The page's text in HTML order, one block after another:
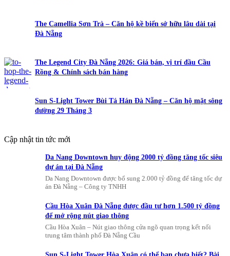
The Camellia Sơn Trà – Căn hộ kề biển sở hữu lâu dài tại
Đà Nẵng
The Legend City Đà Nẵng 2026: Giá bán, vị trí đầu Cầu
Rồng & Chính sách bán hàng
Sun S-Light Tower Bùi Tá Hán Đà Nẵng – Căn hộ mặt sông
đường 29 Tháng 3
Cập nhật tin tức mới
Da Nang Downtown huy động 2000 tỷ đồng tăng tốc siêu
dự án tại Đà Nẵng
Da Nang Downtown được bổ sung 2.000 tỷ đồng để tăng tốc dự
án Đà Nẵng – Công ty TNHH
Cầu Hòa Xuân Đà Nẵng được đầu tư hơn 1.500 tỷ đồng
để mở rộng nút giao thông
Cầu Hòa Xuân – Nút giao thông cửa ngõ quan trọng kết nối
trung tâm thành phố Đà Nẵng Cầu